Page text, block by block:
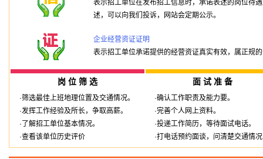
表示招工单位在发布招工信息时，承诺表述的岗位待
述，可以向我们投诉，网站会定期公示。
企业经营资证证明
表示招工单位承诺提供的经营资证真实有效，属正规
岗 位 筛 选 面 试 准 备
·筛选最佳上班地理位置及交通情况。
·发挥工作经验及所长，争取高薪。
·了解招工单位基本情况。
·查看该单位历史评价
·确认工作职责及能力要。
·完善个人网上资料。
·投递工作简历，等待面试电话。
·打电话预约面谈，问清楚交通情况